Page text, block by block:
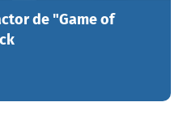
de "Game of